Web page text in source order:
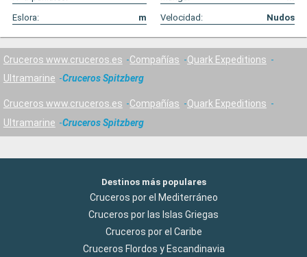
Eslora:
m Velocidad: Nudos
Cruceros www.cruceros.es Compañías
Quark Expeditions
Ultramarine
Cruceros Spitzberg
Cruceros www.cruceros.es Compañías
Quark Expeditions
Ultramarine
Cruceros Spitzberg
Destinos más populares
Cruceros por el Mediterráneo
Cruceros por las Islas Griegas
Cruceros por el Caribe
Cruceros Flordos y Escandinavia